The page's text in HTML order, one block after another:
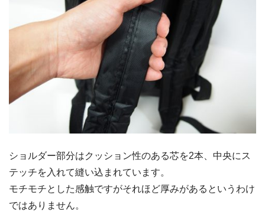
ショルダー部分はクッション性のある芯を2本、中央にス
テッチを入れて縫い込まれています。
モチモチとした感触ですがそれほど厚みがあるというわけ
ではありません。